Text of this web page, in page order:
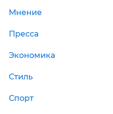
Мнение
Пресса
Экономика
Стиль
Спорт